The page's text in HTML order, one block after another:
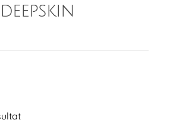
deepskin